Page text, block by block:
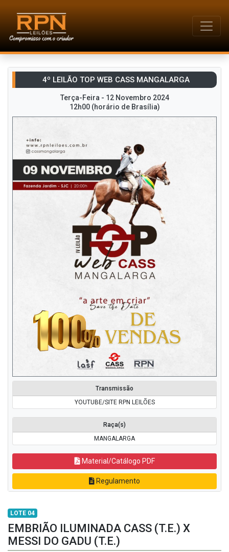
4º LEILÃO TOP WEB CASS MANGALARGA
Terça-Feira - 12 Novembro 2024
12h00 (horário de Brasília)
Transmissão
YOUTUBE/SITE RPN LEILÕES
Raça(s)
MANGALARGA
Material/Catálogo PDF
Regulamento
LOTE 04
EMBRIÃO ILUMINADA CASS (T.E.) X
MESSI DO GADU (T.E.)